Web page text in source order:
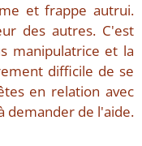
et frappe autrui.
des autres. C'est
manipulatrice et la
difficile de se
en relation avec
demander de l'aide.